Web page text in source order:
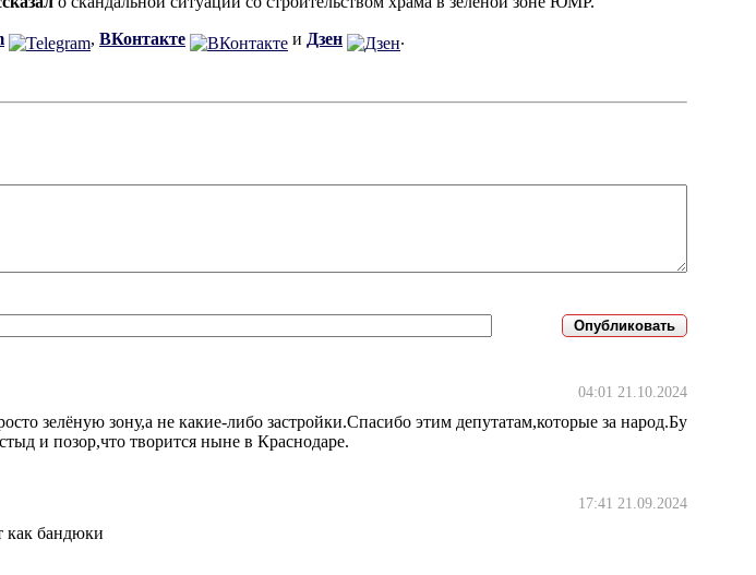
, ВКонтакте и Дзен .
04:01 21.10.2024
зелёную зону,а не какие-либо застройки.Спасибо этим депутатам,которые за народ.Бу
и позор,что творится ныне в Краснодаре.
17:41 21.09.2024
как бандюки